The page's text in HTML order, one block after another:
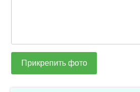
Прикрепить фото